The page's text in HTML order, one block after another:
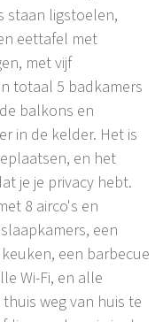
staan ligstoelen,
eettafel met
met vijf
totaal 5 badkamers
balkons en
in de kelder. Het is
en het
je je privacy hebt.
8 airco's en
een
een barbecue
Wi-Fi, en alle
weg van huis te